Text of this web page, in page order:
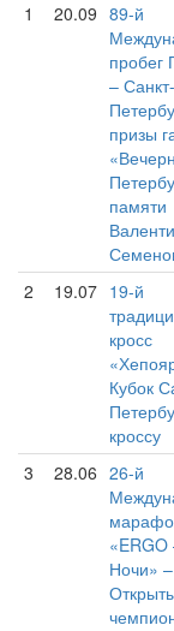
1
20.09 89-й
пробег
– Санкт-
призы
памяти
2 19.07 19-й
кросс
Кубок
кроссу
3 28.06 26-й
Ночи» –